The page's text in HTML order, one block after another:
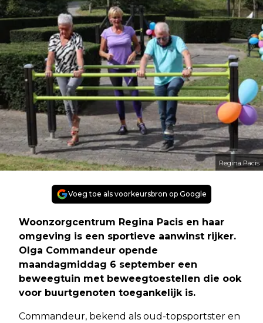
Regina Pacis
Voeg toe als voorkeursbron op Google
Woonzorgcentrum Regina Pacis en haar
omgeving is een sportieve aanwinst rijker.
Olga Commandeur opende
maandagmiddag 6 september een
beweegtuin met beweegtoestellen die ook
voor buurtgenoten toegankelijk is.
Commandeur, bekend als oud-topsportster en